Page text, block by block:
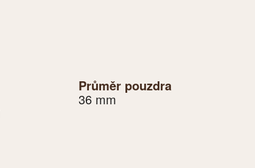
Průměr pouzdra
36 mm